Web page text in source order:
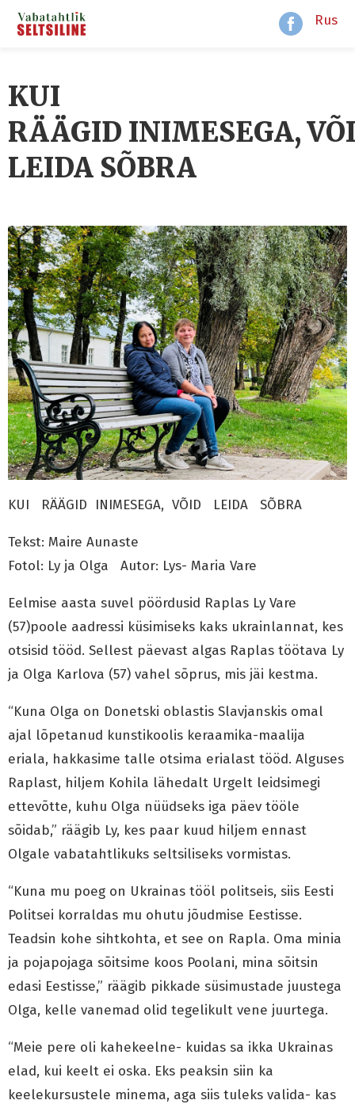
Rus
KUI
RÄÄGID INIMESEGA,
LEIDA SÕBRA
KUI RÄÄGID INIMESEGA, VÕID LEIDA SÕBRA
Tekst: Maire Aunaste
Fotol: Ly ja Olga Autor: Lys- Maria Vare
Eelmise aasta suvel pöördusid Raplas Ly Vare
(57)poole aadressi küsimiseks kaks ukrainlannat, kes
otsisid tööd. Sellest päevast algas Raplas töötava Ly
ja Olga Karlova (57) vahel sõprus, mis jäi kestma.
“Kuna Olga on Donetski oblastis Slavjanskis omal
ajal lõpetanud kunstikoolis keraamika-maalija
eriala, hakkasime talle otsima erialast tööd. Alguses
Raplast, hiljem Kohila lähedalt Urgelt leidsimegi
ettevõtte, kuhu Olga nüüdseks iga päev tööle
sõidab,” räägib Ly, kes paar kuud hiljem ennast
Olgale vabatahtlikuks seltsiliseks vormistas.
“Kuna mu poeg on Ukrainas tööl politseis, siis Eesti
Politsei korraldas mu ohutu jõudmise Eestisse.
Teadsin kohe sihtkohta, et see on Rapla. Oma minia
ja pojapojaga sõitsime koos Poolani, mina sõitsin
edasi Eestisse,” räägib pikkade süsimustade juustega
Olga, kelle vanemad olid tegelikult vene juurtega.
“Meie pere oli kahekeelne- kuidas sa ikka Ukrainas
elad, kui keelt ei oska. Eks peaksin siin ka
keelekursustele minema, aga siis tuleks valida- kas